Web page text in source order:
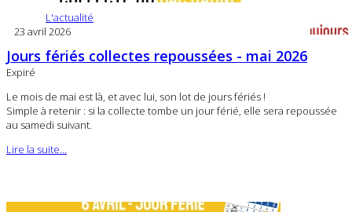
L'actualité
23 avril 2026
Jours fériés collectes repoussées - mai 2026
Expiré
Le mois de mai est là, et avec lui, son lot de jours fériés !
Simple à retenir : si la collecte tombe un jour férié, elle sera repoussée
au samedi suivant.
Lire la suite...